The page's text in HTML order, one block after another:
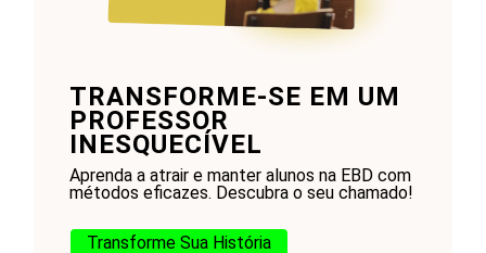
TRANSFORME-SE EM UM
PROFESSOR
INESQUECÍVEL
Aprenda a atrair e manter alunos na EBD com
métodos eficazes. Descubra o seu chamado!
Transforme Sua História